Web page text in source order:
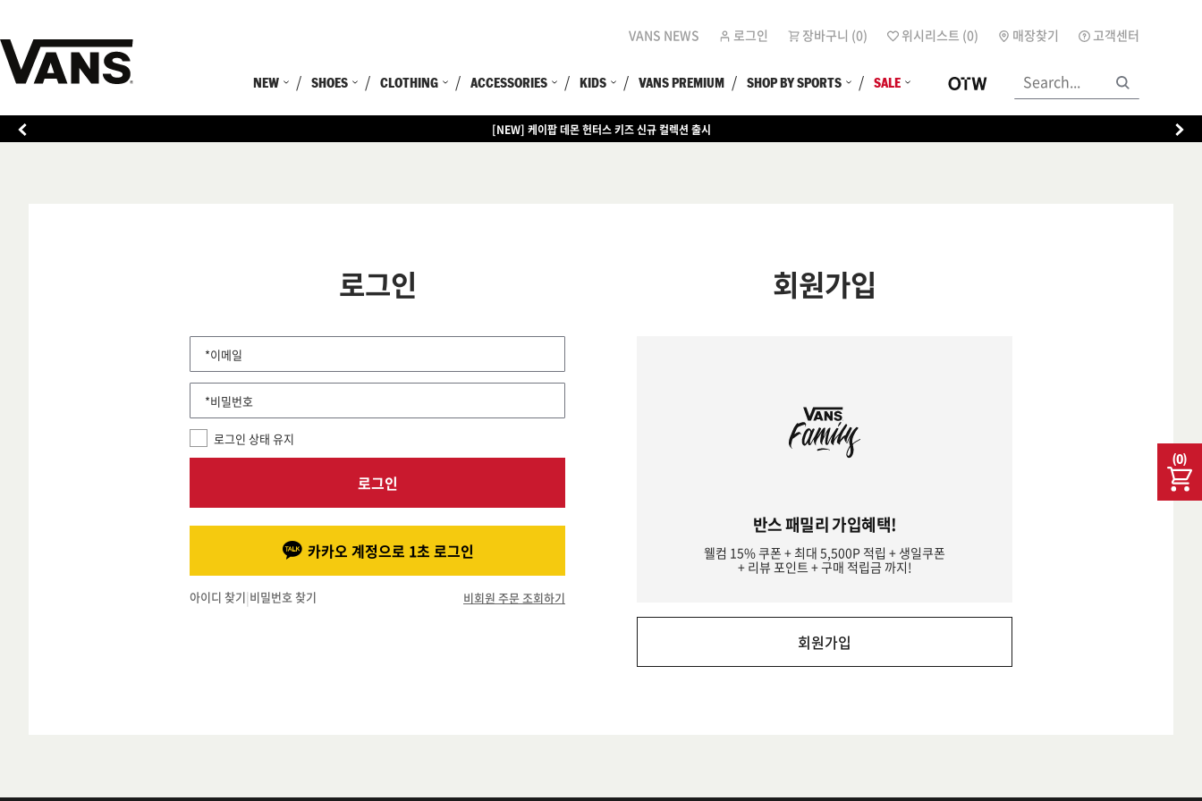
VANS NEWS 로그인 장바구니 (0) 위시리스트 (0) 매장찾기 고객센터
NEW SHOES CLOTHING ACCESSORIES KIDS VANS PREMIUM SHOP BY SPORTS SALE
(0)
[NEW] 케이팝 데몬 헌터스 키즈 신규 컬렉션 출시
로그인
*이메일
*비밀번호
로그인 상태 유지
로그인
카카오 계정으로 1초 로그인
아이디 찾기|비밀번호 찾기 비회원 주문 조회하기
회원가입
반스 패밀리 가입혜택!
웰컴 15% 쿠폰 + 최대 5,500P 적립 + 생일쿠폰
+ 리뷰 포인트 + 구매 적립금 까지!
회원가입